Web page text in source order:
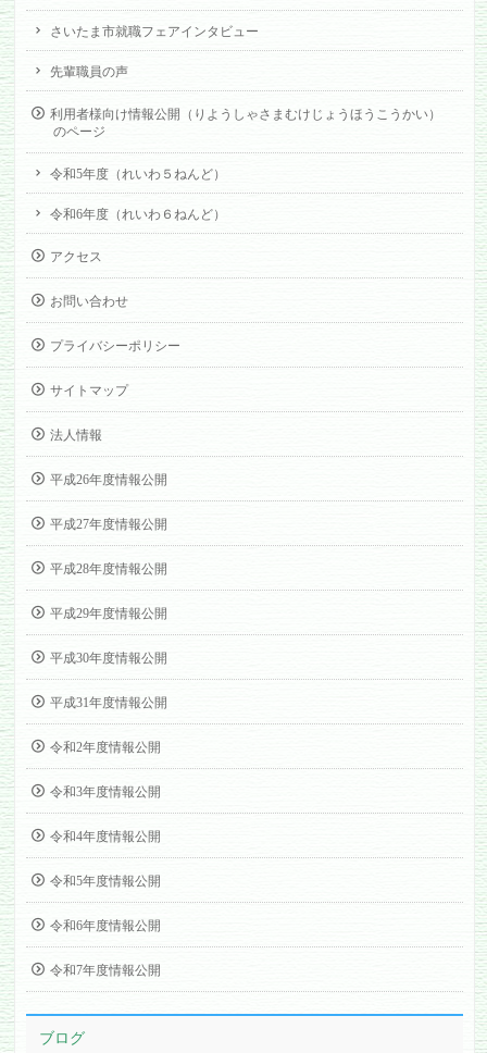
さいたま市就職フェアインタビュー
先輩職員の声
利用者様向け情報公開（りようしゃさまむけじょうほうこうかい）
のページ
令和5年度（れいわ５ねんど）
令和6年度（れいわ６ねんど）
アクセス
お問い合わせ
プライバシーポリシー
サイトマップ
法人情報
平成26年度情報公開
平成27年度情報公開
平成28年度情報公開
平成29年度情報公開
平成30年度情報公開
平成31年度情報公開
令和2年度情報公開
令和3年度情報公開
令和4年度情報公開
令和5年度情報公開
令和6年度情報公開
令和7年度情報公開
ブログ